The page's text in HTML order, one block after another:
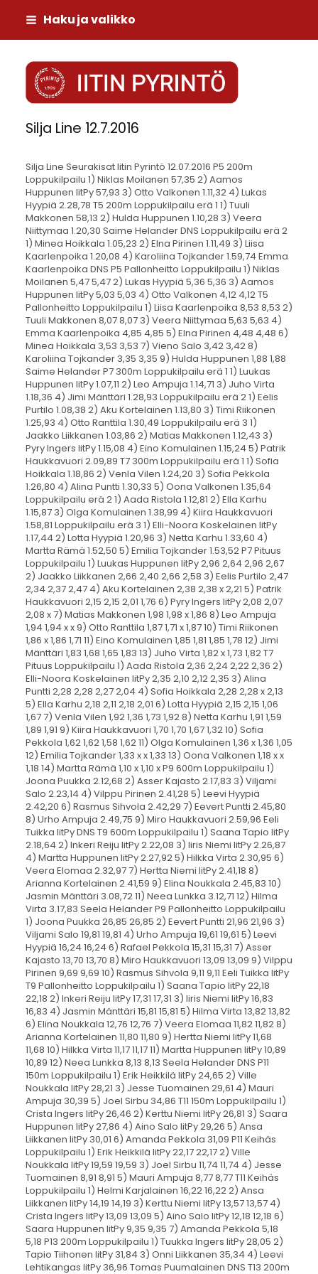
Siirry
sivun
sisältöön
Haku ja valikko
Iitin Pyrintö
Silja Line 12.7.2016
Silja Line Seurakisat Iitin Pyrintö 12.07.2016 P5 200m Loppukilpailu 1) Niklas Moilanen 57,35 2) Aamos Huppunen IitPy 57,93 3) Otto Valkonen 1.11,32 4) Lukas Hyypiä 2.28,78 T5 200m Loppukilpailu erä 1 1) Tuuli Makkonen 58,13 2) Hulda Huppunen 1.10,28 3) Veera Niittymaa 1.20,30 Saime Helander DNS Loppukilpailu erä 2 1) Minea Hoikkala 1.05,23 2) Elna Pirinen 1.11,49 3) Liisa Kaarlenpoika 1.20,08 4) Karoliina Tojkander 1.59,74 Emma Kaarlenpoika DNS P5 Pallonheitto Loppukilpailu 1) Niklas Moilanen 5,47 5,47 2) Lukas Hyypiä 5,36 5,36 3) Aamos Huppunen IitPy 5,03 5,03 4) Otto Valkonen 4,12 4,12 T5 Pallonheitto Loppukilpailu 1) Liisa Kaarlenpoika 8,53 8,53 2) Tuuli Makkonen 8,07 8,07 3) Veera Niittymaa 5,63 5,63 4) Emma Kaarlenpoika 4,85 4,85 5) Elna Pirinen 4,48 4,48 6) Minea Hoikkala 3,53 3,53 7) Vieno Salo 3,42 3,42 8) Karoliina Tojkander 3,35 3,35 9) Hulda Huppunen 1,88 1,88 Saime Helander P7 300m Loppukilpailu erä 1 1) Luukas Huppunen IitPy 1.07,11 2) Leo Ampuja 1.14,71 3) Juho Virta 1.18,36 4) Jimi Mänttäri 1.28,93 Loppukilpailu erä 2 1) Eelis Purtilo 1.08,38 2) Aku Kortelainen 1.13,80 3) Timi Riikonen 1.25,93 4) Otto Ranttila 1.30,49 Loppukilpailu erä 3 1) Jaakko Liikkanen 1.03,86 2) Matias Makkonen 1.12,43 3) Pyry Ingers IitPy 1.15,08 4) Eino Komulainen 1.15,24 5) Patrik Haukkavuori 2.09,89 T7 300m Loppukilpailu erä 1 1) Sofia Hoikkala 1.18,86 2) Venla Vilen 1.24,20 3) Sofia Pekkola 1.26,80 4) Alina Puntti 1.30,33 5) Oona Valkonen 1.35,64 Loppukilpailu erä 2 1) Aada Ristola 1.12,81 2) Ella Karhu 1.15,87 3) Olga Komulainen 1.38,99 4) Kiira Haukkavuori 1.58,81 Loppukilpailu erä 3 1) Elli-Noora Koskelainen IitPy 1.17,44 2) Lotta Hyypiä 1.20,96 3) Netta Karhu 1.33,60 4) Martta Rämä 1.52,50 5) Emilia Tojkander 1.53,52 P7 Pituus Loppukilpailu 1) Luukas Huppunen IitPy 2,96 2,64 2,96 2,67 2) Jaakko Liikkanen 2,66 2,40 2,66 2,58 3) Eelis Purtilo 2,47 2,34 2,37 2,47 4) Aku Kortelainen 2,38 2,38 x 2,21 5) Patrik Haukkavuori 2,15 2,15 2,01 1,76 6) Pyry Ingers IitPy 2,08 2,07 2,08 x 7) Matias Makkonen 1,98 1,98 x 1,86 8) Leo Ampuja 1,94 1,94 x x 9) Otto Ranttila 1,87 1,71 x 1,87 10) Timi Riikonen 1,86 x 1,86 1,71 11) Eino Komulainen 1,85 1,81 1,85 1,78 12) Jimi Mänttäri 1,83 1,68 1,65 1,83 13) Juho Virta 1,82 x 1,73 1,82 T7 Pituus Loppukilpailu 1) Aada Ristola 2,36 2,24 2,22 2,36 2) Elli-Noora Koskelainen IitPy 2,35 2,10 2,12 2,35 3) Alina Puntti 2,28 2,28 2,27 2,04 4) Sofia Hoikkala 2,28 2,28 x 2,13 5) Ella Karhu 2,18 2,11 2,18 2,01 6) Lotta Hyypiä 2,15 2,15 1,06 1,67 7) Venla Vilen 1,92 1,36 1,73 1,92 8) Netta Karhu 1,91 1,59 1,89 1,91 9) Kiira Haukkavuori 1,70 1,70 1,67 1,32 10) Sofia Pekkola 1,62 1,62 1,58 1,62 11) Olga Komulainen 1,36 x 1,36 1,05 12) Emilia Tojkander 1,33 x x 1,33 13) Oona Valkonen 1,18 x x 1,18 14) Martta Rämä 1,10 x 1,10 x P9 600m Loppukilpailu 1) Joona Puukka 2.12,68 2) Asser Kajasto 2.17,83 3) Viljami Salo 2.23,14 4) Vilppu Pirinen 2.41,28 5) Leevi Hyypiä 2.42,20 6) Rasmus Sihvola 2.42,29 7) Eevert Puntti 2.45,80 8) Urho Ampuja 2.49,75 9) Miro Haukkavuori 2.59,96 Eeli Tuikka IitPy DNS T9 600m Loppukilpailu 1) Saana Tapio IitPy 2.18,64 2) Inkeri Reiju IitPy 2.22,08 3) Iiris Niemi IitPy 2.26,87 4) Martta Huppunen IitPy 2.27,92 5) Hilkka Virta 2.30,95 6) Veera Elomaa 2.32,97 7) Hertta Niemi IitPy 2.41,18 8) Arianna Kortelainen 2.41,59 9) Elina Noukkala 2.45,83 10) Jasmin Mänttäri 3.08,72 11) Neea Lunkka 3.12,71 12) Hilma Virta 3.17,83 Seela Helander P9 Pallonheitto Loppukilpailu 1) Joona Puukka 26,85 26,85 2)